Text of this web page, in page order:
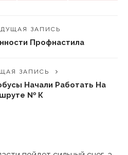
ЗАПИСЬ
Профнастила
ЗАПИСЬ
Начали Работать На
№ К